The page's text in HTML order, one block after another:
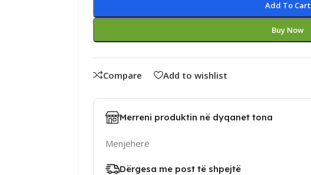
Add To Cart
Buy Now
Compare Add to wishlist
Merreni produktin në dyqanet tona
Menjëherë
Dërgesa me post të shpejtë